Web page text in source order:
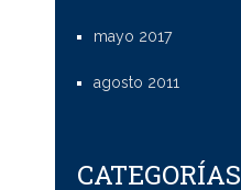
mayo 2017
agosto 2011
CATEGORÍAS